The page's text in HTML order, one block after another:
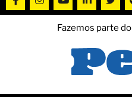
Fazemos parte